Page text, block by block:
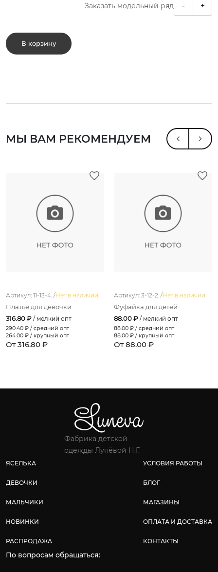
Заказать модельный ряд - +
В корзину
МЫ ВАМ РЕКОМЕНДУЕМ
Артикул: 11-13-4. /Нет в наличии
Платье для девочки
316.80 ₽ / мелкий опт
290.40 ₽ / средний опт
264.00 ₽ / крупный опт
От 316.80 ₽
Артикул: 3-12-2. /Нет в наличии
Фуфайка для детей
88.00 ₽ / мелкий опт
88.00 ₽ / средний опт
88.00 ₽ / крупный опт
От 88.00 ₽
Фабрика детской
одежды Лунёвой Н.Г.
ЯСЕЛЬКА
ДЕВОЧКИ
МАЛЬЧИКИ
НОВИНКИ
РАСПРОДАЖА
УСЛОВИЯ РАБОТЫ
БЛОГ
МАГАЗИНЫ
ОПЛАТА И ДОСТАВКА
КОНТАКТЫ
По вопросам обращаться: